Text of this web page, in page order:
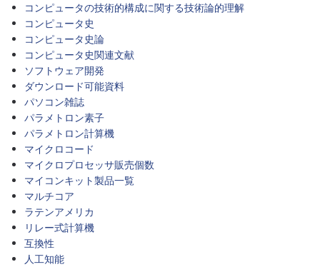
コンピュータの技術的構成に関する技術論的理解
コンピュータ史
コンピュータ史論
コンピュータ史関連文献
ソフトウェア開発
ダウンロード可能資料
パソコン雑誌
パラメトロン素子
パラメトロン計算機
マイクロコード
マイクロプロセッサ販売個数
マイコンキット製品一覧
マルチコア
ラテンアメリカ
リレー式計算機
互換性
人工知能